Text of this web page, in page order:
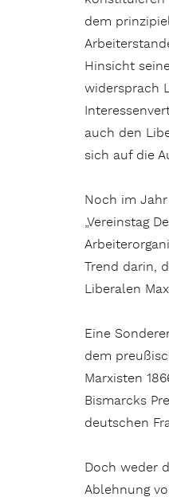
dem
Hinsicht
widersprach
auch den
sich auf die
Noch im
„Vereinstag
Trend darin,
Liberalen
Eine
dem
Marxisten
Bismarcks
deutschen
Doch weder
Ablehnung